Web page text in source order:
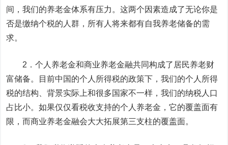
间，我们的养老金体系有压力。这两个因素造成了无论你是
否是缴纳个税的人群，所有人将来都有自我养老储备的需
求。
2．个人养老金和商业养老金融共同构成了居民养老财
富储备。目前中国的个人所得税的政策下，我们的个人所得
税的结构、背景实际上和很多国家不一样，我们的纳税人口
占比小。如果仅仅看税收支持的个人养老金，它的覆盖面有
限，而商业养老金融会大大拓展第三支柱的覆盖面。